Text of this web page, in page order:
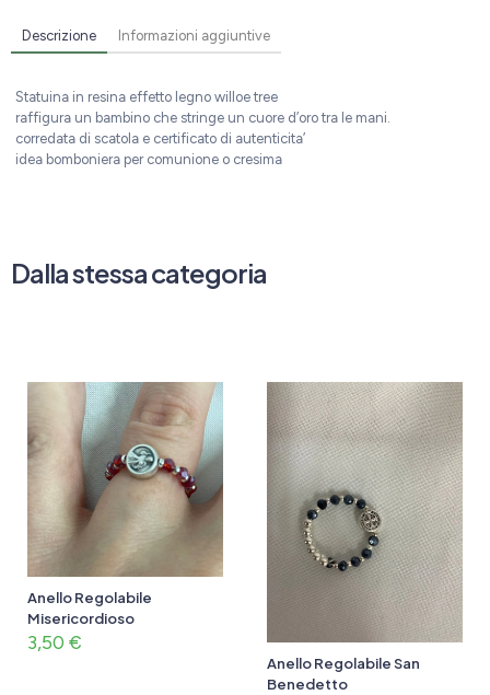
Descrizione Informazioni aggiuntive
Statuina in resina effetto legno willoe tree
raffigura un bambino che stringe un cuore d’oro tra le mani.
corredata di scatola e certificato di autenticita’
idea bomboniera per comunione o cresima
Dalla stessa categoria
Anello Regolabile
Misericordioso
3,50 €
Anello Regolabile San
Benedetto